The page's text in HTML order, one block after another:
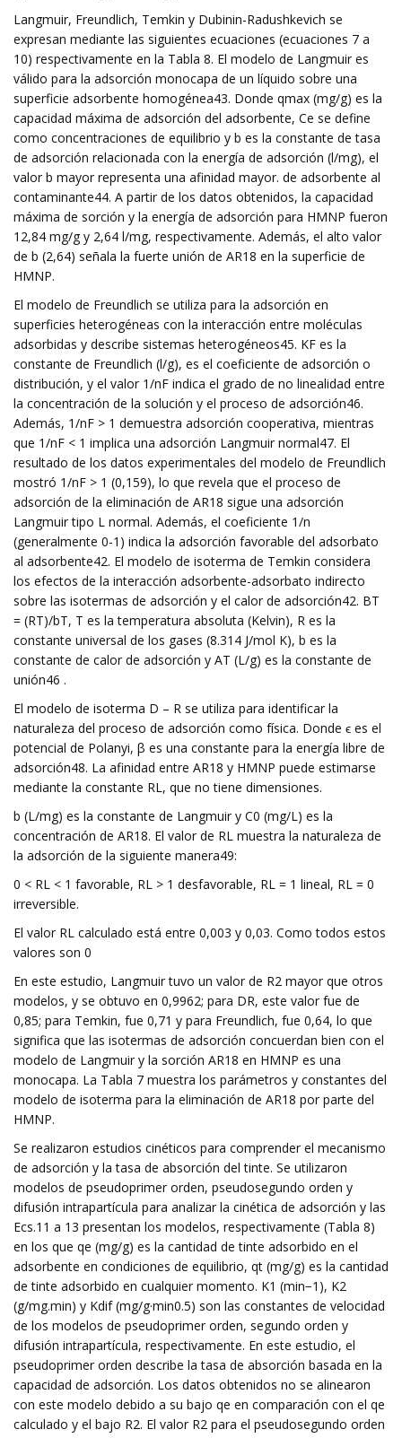
Langmuir, Freundlich, Temkin y Dubinin-Radushkevich se
expresan mediante las siguientes ecuaciones (ecuaciones 7 a
10) respectivamente en la Tabla 8. El modelo de Langmuir es
válido para la adsorción monocapa de un líquido sobre una
superficie adsorbente homogénea43. Donde qmax (mg/g) es la
capacidad máxima de adsorción del adsorbente, Ce se define
como concentraciones de equilibrio y b es la constante de tasa
de adsorción relacionada con la energía de adsorción (l/mg), el
valor b mayor representa una afinidad mayor. de adsorbente al
contaminante44. A partir de los datos obtenidos, la capacidad
máxima de sorción y la energía de adsorción para HMNP fueron
12,84 mg/g y 2,64 l/mg, respectivamente. Además, el alto valor
de b (2,64) señala la fuerte unión de AR18 en la superficie de
HMNP.
El modelo de Freundlich se utiliza para la adsorción en
superficies heterogéneas con la interacción entre moléculas
adsorbidas y describe sistemas heterogéneos45. KF es la
constante de Freundlich (l/g), es el coeficiente de adsorción o
distribución, y el valor 1/nF indica el grado de no linealidad entre
la concentración de la solución y el proceso de adsorción46.
Además, 1/nF > 1 demuestra adsorción cooperativa, mientras
que 1/nF < 1 implica una adsorción Langmuir normal47. El
resultado de los datos experimentales del modelo de Freundlich
mostró 1/nF > 1 (0,159), lo que revela que el proceso de
adsorción de la eliminación de AR18 sigue una adsorción
Langmuir tipo L normal. Además, el coeficiente 1/n
(generalmente 0-1) indica la adsorción favorable del adsorbato
al adsorbente42. El modelo de isoterma de Temkin considera
los efectos de la interacción adsorbente-adsorbato indirecto
sobre las isotermas de adsorción y el calor de adsorción42. BT
= (RT)/bT, T es la temperatura absoluta (Kelvin), R es la
constante universal de los gases (8.314 J/mol K), b es la
constante de calor de adsorción y AT (L/g) es la constante de
unión46 .
El modelo de isoterma D – R se utiliza para identificar la
naturaleza del proceso de adsorción como física. Donde ϵ es el
potencial de Polanyi, β es una constante para la energía libre de
adsorción48. La afinidad entre AR18 y HMNP puede estimarse
mediante la constante RL, que no tiene dimensiones.
b (L/mg) es la constante de Langmuir y C0 (mg/L) es la
concentración de AR18. El valor de RL muestra la naturaleza de
la adsorción de la siguiente manera49:
0 < RL < 1 favorable, RL > 1 desfavorable, RL = 1 lineal, RL = 0
irreversible.
El valor RL calculado está entre 0,003 y 0,03. Como todos estos
valores son 0
En este estudio, Langmuir tuvo un valor de R2 mayor que otros
modelos, y se obtuvo en 0,9962; para DR, este valor fue de
0,85; para Temkin, fue 0,71 y para Freundlich, fue 0,64, lo que
significa que las isotermas de adsorción concuerdan bien con el
modelo de Langmuir y la sorción AR18 en HMNP es una
monocapa. La Tabla 7 muestra los parámetros y constantes del
modelo de isoterma para la eliminación de AR18 por parte del
HMNP.
Se realizaron estudios cinéticos para comprender el mecanismo
de adsorción y la tasa de absorción del tinte. Se utilizaron
modelos de pseudoprimer orden, pseudosegundo orden y
difusión intrapartícula para analizar la cinética de adsorción y las
Ecs.11 a 13 presentan los modelos, respectivamente (Tabla 8)
en los que qe (mg/g) es la cantidad de tinte adsorbido en el
adsorbente en condiciones de equilibrio, qt (mg/g) es la cantidad
de tinte adsorbido en cualquier momento. K1 (min−1), K2
(g/mg.min) y Kdif (mg/g·min0.5) son las constantes de velocidad
de los modelos de pseudoprimer orden, segundo orden y
difusión intrapartícula, respectivamente. En este estudio, el
pseudoprimer orden describe la tasa de absorción basada en la
capacidad de adsorción. Los datos obtenidos no se alinearon
con este modelo debido a su bajo qe en comparación con el qe
calculado y el bajo R2. El valor R2 para el pseudosegundo orden